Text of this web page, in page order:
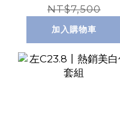
NT$7,500
加入購物車